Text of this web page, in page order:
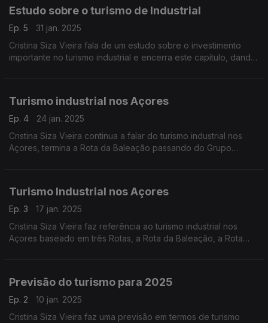
Estudo sobre o turismo de Industrial
Ep. 5
31 jan. 2025
Cristina Siza Vieira fala de um estudo sobre o investimento
importante no turismo industrial e encerra este capítulo, dando
Turismo industrial nos Açores
Ep. 4
24 jan. 2025
Cristina Siza Vieira continua a falar do turismo industrial nos
Açores, termina a Rota da Baleação passando do Grupo
Turismo Industrial nos Açores
Ep. 3
17 jan. 2025
Cristina Siza Vieira faz referência ao turismo industrial nos
Açores baseado em três Rotas, a Rota da Baleação, a Rota
Previsão do turismo para 2025
Ep. 2
10 jan. 2025
Cristina Siza Vieira faz uma previsão em termos de turismo